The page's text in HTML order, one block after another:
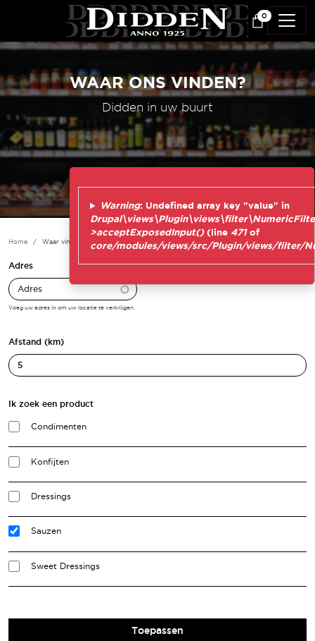
Overslaan en naar de inhoud gaan
0
Warning: Undefined array key "value" in
>acceptExposedInput()(line 471of
core/modules/views/src/Plugin/views/filter/
WAAR ONS VINDEN?
Didden in uw buurt
Home Waar vindt u ons?
Adres
Voeg uw adres in om uw locatie te verkrijgen.
Afstand (km)
Ik zoek een product
Condimenten
Konfijten
Dressings
Sauzen
Sweet Dressings
Toepassen